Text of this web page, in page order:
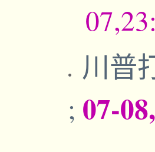
川普
; 07-